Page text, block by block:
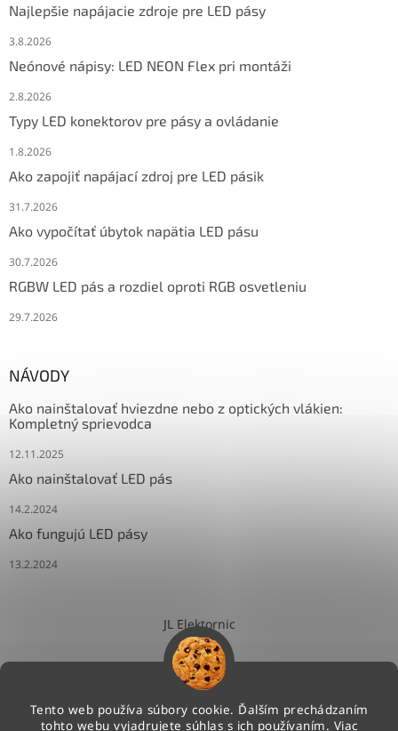
Tento web používa súbory cookie. Ďalším prechádzaním
tohto webu vyjadrujete súhlas s ich používaním. Viac
Najlepšie napájacie zdroje pre LED pásy
3.8.2026
Neónové nápisy: LED NEON Flex pri montáži
2.8.2026
Typy LED konektorov pre pásy a ovládanie
1.8.2026
Ako zapojiť napájací zdroj pre LED pásik
31.7.2026
Ako vypočítať úbytok napätia LED pásu
30.7.2026
RGBW LED pás a rozdiel oproti RGB osvetleniu
29.7.2026
NÁVODY
Ako nainštalovať hviezdne nebo z optických vlákien:
Kompletný sprievodca
12.11.2025
Ako nainštalovať LED pás
14.2.2024
Ako fungujú LED pásy
13.2.2024
JL Elektornic